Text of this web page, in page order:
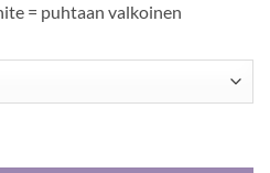
= puhtaan valkoinen